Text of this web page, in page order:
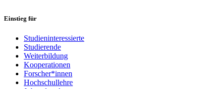
Einstieg für
Studieninteressierte
Studierende
Weiterbildung
Kooperationen
Forscher*innen
Hochschullehre